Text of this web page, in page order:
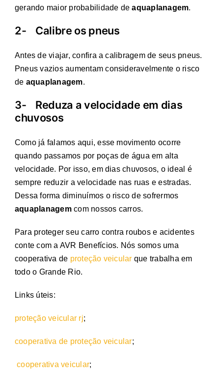
gerando maior probabilidade deaquaplanagem.
2- Calibre os pneus
Antes de viajar, confira a calibragem de seus pneus.
Pneus vazios aumentam consideravelmente o risco
de aquaplanagem.
3- Reduza a velocidade em dias
chuvosos
Como já falamos aqui, esse movimento ocorre
quando passamos por poças de água em alta
velocidade. Por isso, em dias chuvosos, o ideal é
sempre reduzir a velocidade nas ruas e estradas.
Dessa forma diminuímos o risco de sofrermos
aquaplanagemcom nossos carros.
Para proteger seu carro contra roubos e acidentes
conte com a AVR Benefícios. Nós somos uma
cooperativa de proteção veicular que trabalha em
todo o Grande Rio.
Links úteis:
proteção veicular rj;
cooperativa de proteção veicular;
cooperativa veicular;